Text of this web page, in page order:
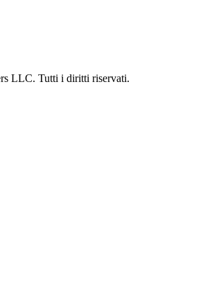
LLC. Tutti i diritti riservati.​​